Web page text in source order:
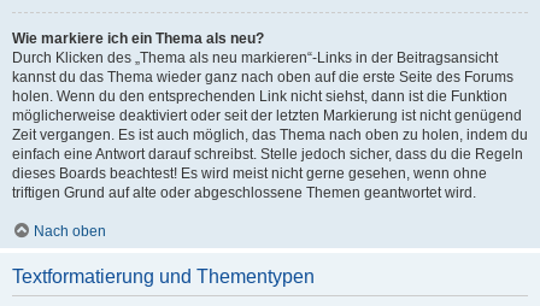
Wie markiere ich ein Thema als neu?
Durch Klicken des „Thema als neu markieren“-Links in der Beitragsansicht
kannst du das Thema wieder ganz nach oben auf die erste Seite des Forums
holen. Wenn du den entsprechenden Link nicht siehst, dann ist die Funktion
möglicherweise deaktiviert oder seit der letzten Markierung ist nicht genügend
Zeit vergangen. Es ist auch möglich, das Thema nach oben zu holen, indem du
einfach eine Antwort darauf schreibst. Stelle jedoch sicher, dass du die Regeln
dieses Boards beachtest! Es wird meist nicht gerne gesehen, wenn ohne
triftigen Grund auf alte oder abgeschlossene Themen geantwortet wird.
Nach oben
Textformatierung und Thementypen